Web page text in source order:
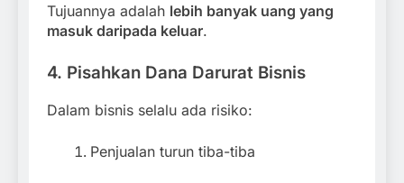
Tujuannya adalah lebih banyak uang yang
masuk daripada keluar.
4. Pisahkan Dana Darurat Bisnis
Dalam bisnis selalu ada risiko:
Penjualan turun tiba-tiba